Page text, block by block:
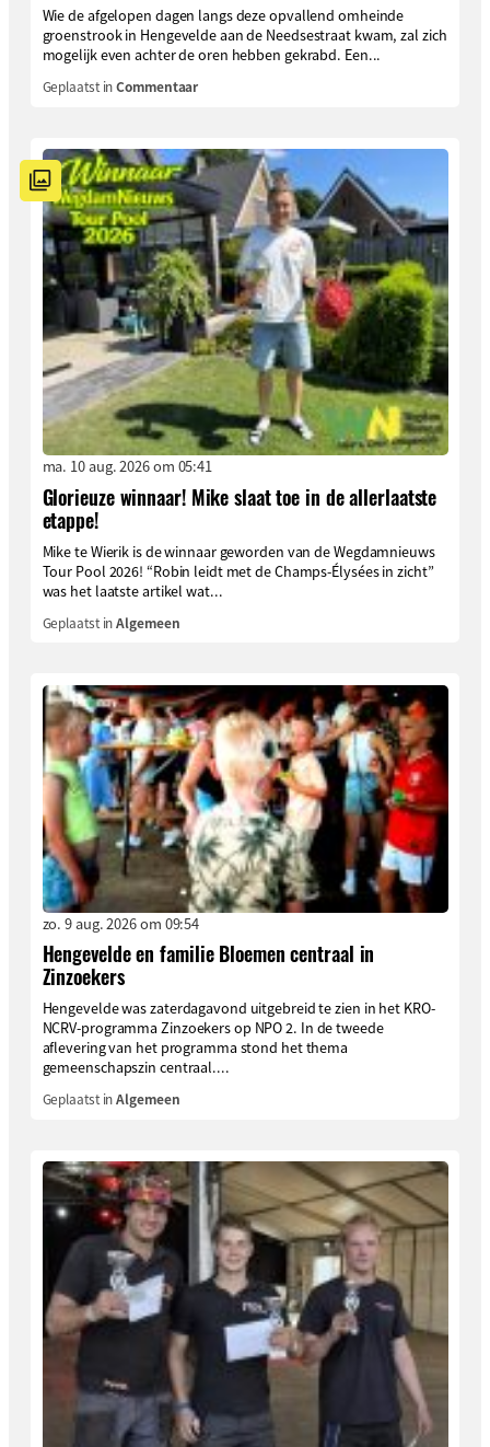
Wie de afgelopen dagen langs deze opvallend omheinde
groenstrook in Hengevelde aan de Needsestraat kwam, zal zich
mogelijk even achter de oren hebben gekrabd. Een...
Geplaatst inCommentaar
ma. 10 aug. 2026 om 05:41
Glorieuze winnaar! Mike slaat toe in de allerlaatste
etappe!
Mike te Wierik is de winnaar geworden van de Wegdamnieuws
Tour Pool 2026! “Robin leidt met de Champs-Élysées in zicht”
was het laatste artikel wat...
Geplaatst inAlgemeen
zo. 9 aug. 2026 om 09:54
Hengevelde en familie Bloemen centraal in
Zinzoekers
Hengevelde was zaterdagavond uitgebreid te zien in het KRO-
NCRV-programma Zinzoekers op NPO 2. In de tweede
aflevering van het programma stond het thema
gemeenschapszin centraal....
Geplaatst inAlgemeen